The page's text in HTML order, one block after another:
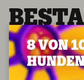
Analytische
2.5;
Feuchtigkeit: